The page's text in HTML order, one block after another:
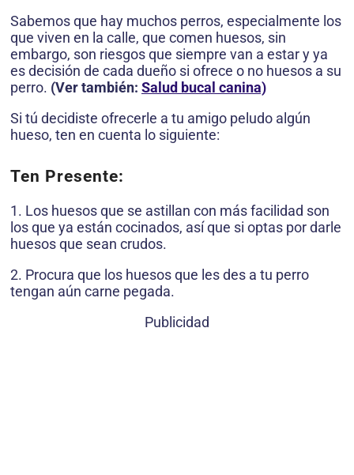
Sabemos que hay muchos perros, especialmente los
que viven en la calle, que comen huesos, sin
embargo, son riesgos que siempre van a estar y ya
es decisión de cada dueño si ofrece o no huesos a su
perro. (Ver también: Salud bucal canina)
Si tú decidiste ofrecerle a tu amigo peludo algún
hueso, ten en cuenta lo siguiente:
Ten Presente:
1. Los huesos que se astillan con más facilidad son
los que ya están cocinados, así que si optas por darle
huesos que sean crudos.
2. Procura que los huesos que les des a tu perro
tengan aún carne pegada.
Publicidad